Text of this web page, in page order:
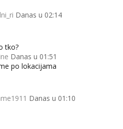
Danas u 02:14
tko?
Danas u 01:51
po lokacijama
Danas u 01:10